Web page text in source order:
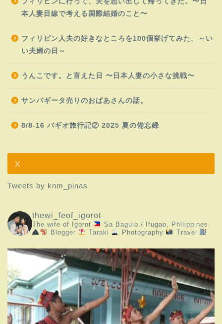
本人妻目線で考える国際結婚のこと〜
フィリピン人夫の好きなところを100個挙げてみた。～い
い夫婦の日～
うんこです。と言えた日 〜日本人妻の小さな挑戦〜
サンパギータ売りのおばあさんの話。
8/8-16 バギオ旅行記② 2025 夏の備忘録
X
Tweets by knm_pinas
thewi_feof_igorot
The wife of Igorot
Sa Baguio / Ifugao, Philippines
Blogger
Taraki Photography Travel